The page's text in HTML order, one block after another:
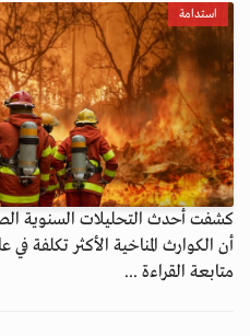
استدامة
كشفت أحدث التحليلات السنوية
أن الكوارث المناخية الأكثر تكلفة في عام 2024 أسفرت عن
متابعة القراءة ...